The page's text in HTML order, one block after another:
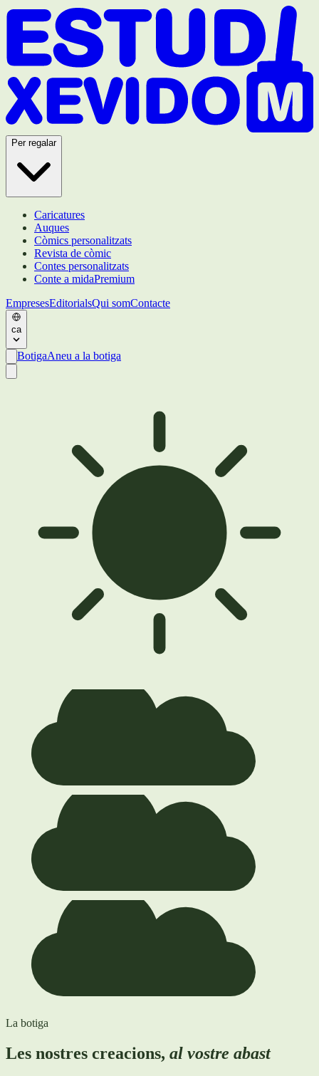
Per regalar
Caricatures
Auques
Còmics personalitzats
Revista de còmic
Contes personalitzats
Conte a midaPremium
EmpresesEditorialsQui somContacte
ca
BotigaAneu a la botiga
La botiga
Les nostres creacions, al vostre abast